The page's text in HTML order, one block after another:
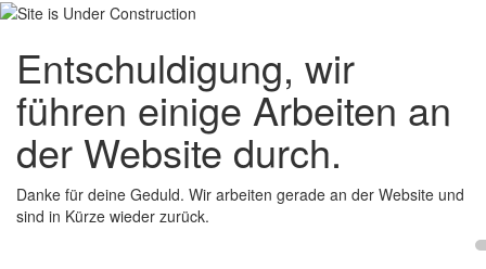
Entschuldigung, wir
führen einige Arbeiten an
der Website durch.
Danke für deine Geduld. Wir arbeiten gerade an der Website und
sind in Kürze wieder zurück.